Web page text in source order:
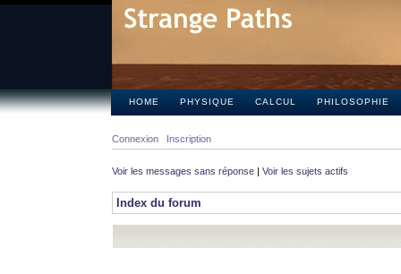
HOME PHYSIQUE CALCUL PHILOSOPHIE
Connexion Inscription
Voir les messages sans réponse | Voir les sujets actifs
Index du forum